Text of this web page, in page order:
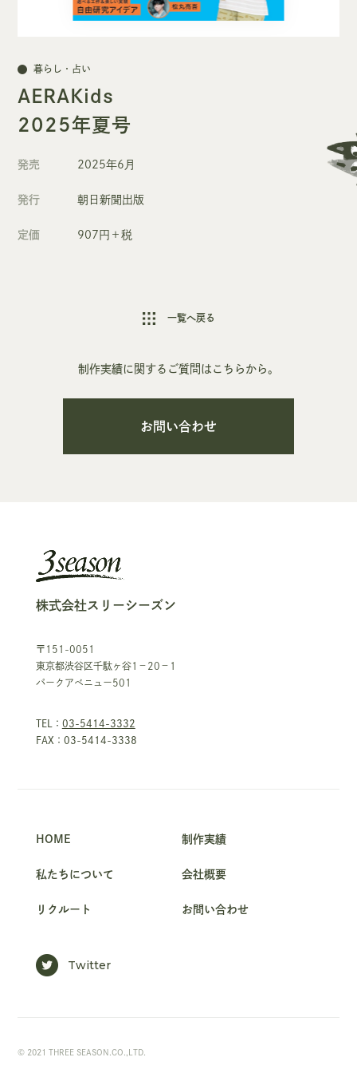
暮らし・占い
AERAKids
2025年夏号
発売 2025年6月
発行 朝日新聞出版
定価 907円＋税
一覧へ戻る
制作実績に関するご質問はこちらから。
お問い合わせ
株式会社スリーシーズン
〒151-0051
東京都渋谷区千駄ヶ谷1－20－1
パークアベニュー501
TEL： 03-5414-3332
FAX：03-5414-3338
HOME 制作実績
私たちについて 会社概要
リクルート お問い合わせ
Twitter
© 2021 THREE SEASON.CO.,LTD.